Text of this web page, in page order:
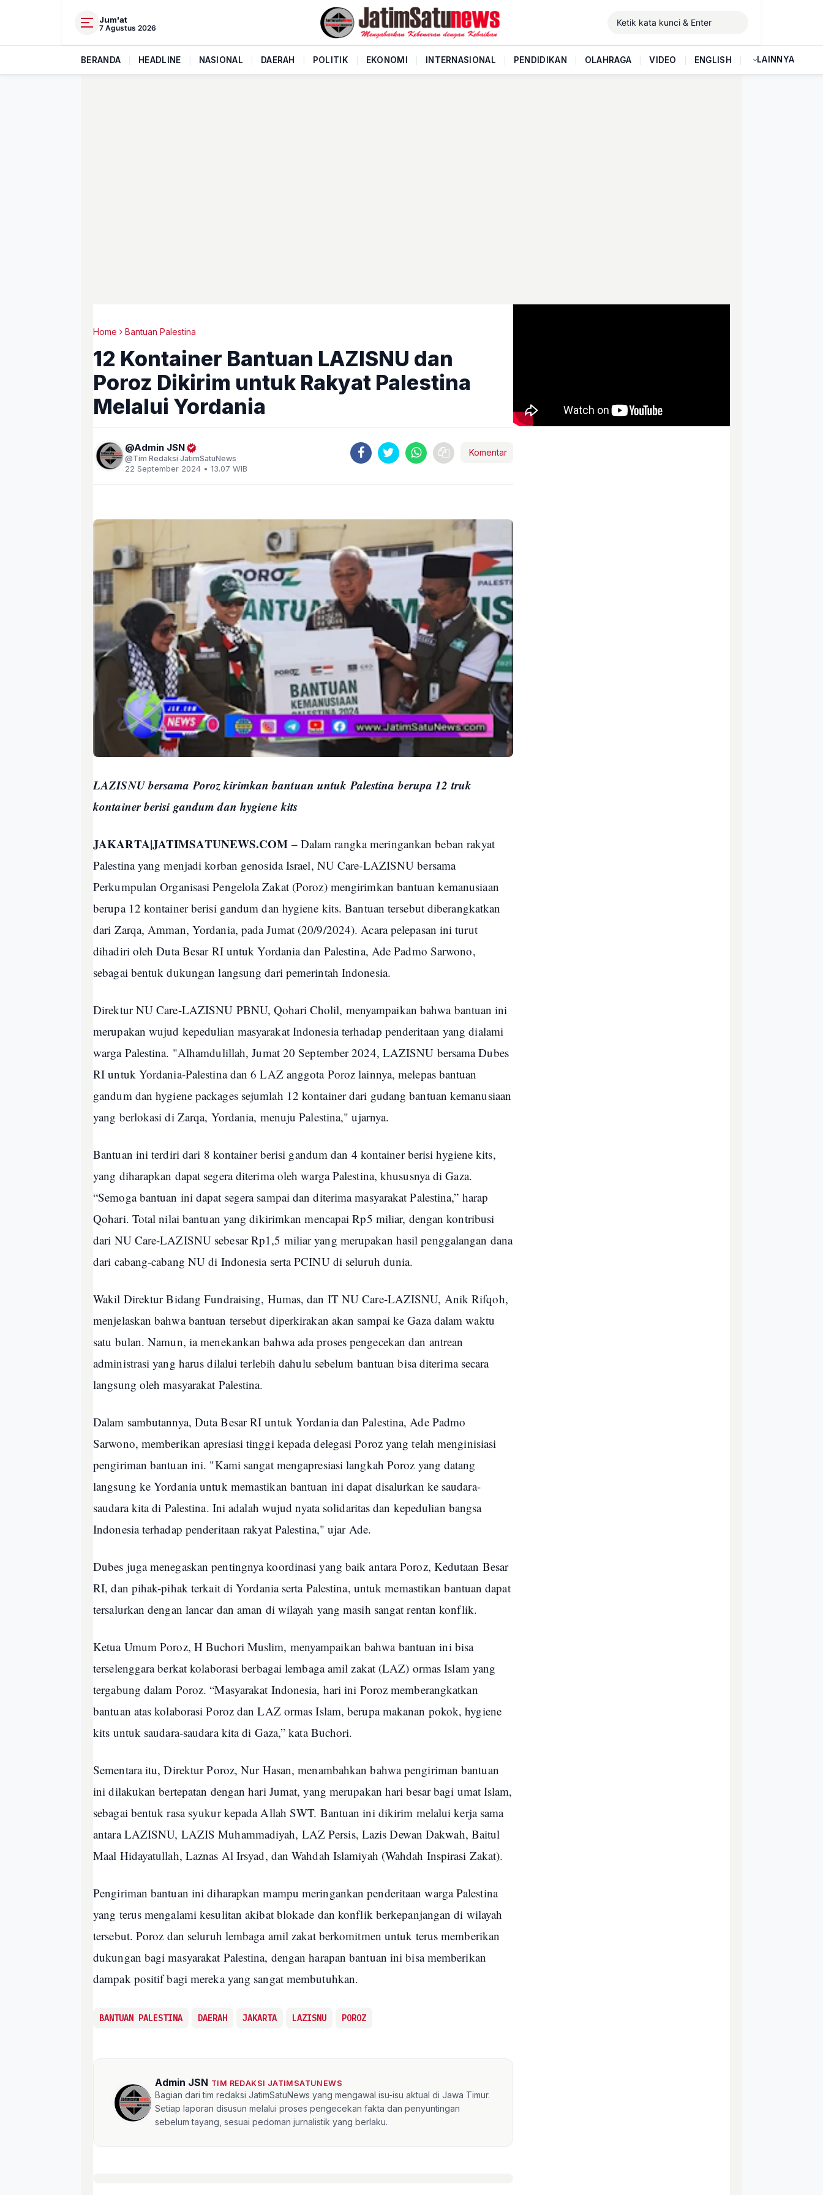
Jum'at
7 Agustus 2026
BERANDA HEADLINE NASIONAL DAERAH POLITIK EKONOMI INTERNASIONAL PENDIDIKAN OLAHRAGA VIDEO ENGLISH LAINNYA
Home Bantuan Palestina
12 Kontainer Bantuan LAZISNU dan
Poroz Dikirim untuk Rakyat Palestina
Melalui Yordania
Admin JSN
Tim Redaksi JatimSatuNews
22 September 2024 • 13.07 WIB
Komentar
LAZISNU bersama Poroz kirimkan bantuan untuk Palestina berupa 12 truk
kontainer berisi gandum dan hygiene kits
JAKARTA|JATIMSATUNEWS.COM – Dalam rangka meringankan beban rakyat
Palestina yang menjadi korban genosida Israel, NU Care-LAZISNU bersama
Perkumpulan Organisasi Pengelola Zakat (Poroz) mengirimkan bantuan kemanusiaan
berupa 12 kontainer berisi gandum dan hygiene kits. Bantuan tersebut diberangkatkan
dari Zarqa, Amman, Yordania, pada Jumat (20/9/2024). Acara pelepasan ini turut
dihadiri oleh Duta Besar RI untuk Yordania dan Palestina, Ade Padmo Sarwono,
sebagai bentuk dukungan langsung dari pemerintah Indonesia.
Direktur NU Care-LAZISNU PBNU, Qohari Cholil, menyampaikan bahwa bantuan ini
merupakan wujud kepedulian masyarakat Indonesia terhadap penderitaan yang dialami
warga Palestina. "Alhamdulillah, Jumat 20 September 2024, LAZISNU bersama Dubes
RI untuk Yordania-Palestina dan 6 LAZ anggota Poroz lainnya, melepas bantuan
gandum dan hygiene packages sejumlah 12 kontainer dari gudang bantuan kemanusiaan
yang berlokasi di Zarqa, Yordania, menuju Palestina," ujarnya.
Bantuan ini terdiri dari 8 kontainer berisi gandum dan 4 kontainer berisi hygiene kits,
yang diharapkan dapat segera diterima oleh warga Palestina, khususnya di Gaza.
“Semoga bantuan ini dapat segera sampai dan diterima masyarakat Palestina,” harap
Qohari. Total nilai bantuan yang dikirimkan mencapai Rp5 miliar, dengan kontribusi
dari NU Care-LAZISNU sebesar Rp1,5 miliar yang merupakan hasil penggalangan dana
dari cabang-cabang NU di Indonesia serta PCINU di seluruh dunia.
Wakil Direktur Bidang Fundraising, Humas, dan IT NU Care-LAZISNU, Anik Rifqoh,
menjelaskan bahwa bantuan tersebut diperkirakan akan sampai ke Gaza dalam waktu
satu bulan. Namun, ia menekankan bahwa ada proses pengecekan dan antrean
administrasi yang harus dilalui terlebih dahulu sebelum bantuan bisa diterima secara
langsung oleh masyarakat Palestina.
Dalam sambutannya, Duta Besar RI untuk Yordania dan Palestina, Ade Padmo
Sarwono, memberikan apresiasi tinggi kepada delegasi Poroz yang telah menginisiasi
pengiriman bantuan ini. "Kami sangat mengapresiasi langkah Poroz yang datang
langsung ke Yordania untuk memastikan bantuan ini dapat disalurkan ke saudara-
saudara kita di Palestina. Ini adalah wujud nyata solidaritas dan kepedulian bangsa
Indonesia terhadap penderitaan rakyat Palestina," ujar Ade.
Dubes juga menegaskan pentingnya koordinasi yang baik antara Poroz, Kedutaan Besar
RI, dan pihak-pihak terkait di Yordania serta Palestina, untuk memastikan bantuan dapat
tersalurkan dengan lancar dan aman di wilayah yang masih sangat rentan konflik.
Ketua Umum Poroz, H Buchori Muslim, menyampaikan bahwa bantuan ini bisa
terselenggara berkat kolaborasi berbagai lembaga amil zakat (LAZ) ormas Islam yang
tergabung dalam Poroz. “Masyarakat Indonesia, hari ini Poroz memberangkatkan
bantuan atas kolaborasi Poroz dan LAZ ormas Islam, berupa makanan pokok, hygiene
kits untuk saudara-saudara kita di Gaza,” kata Buchori.
Sementara itu, Direktur Poroz, Nur Hasan, menambahkan bahwa pengiriman bantuan
ini dilakukan bertepatan dengan hari Jumat, yang merupakan hari besar bagi umat Islam,
sebagai bentuk rasa syukur kepada Allah SWT. Bantuan ini dikirim melalui kerja sama
antara LAZISNU, LAZIS Muhammadiyah, LAZ Persis, Lazis Dewan Dakwah, Baitul
Maal Hidayatullah, Laznas Al Irsyad, dan Wahdah Islamiyah (Wahdah Inspirasi Zakat).
Pengiriman bantuan ini diharapkan mampu meringankan penderitaan warga Palestina
yang terus mengalami kesulitan akibat blokade dan konflik berkepanjangan di wilayah
tersebut. Poroz dan seluruh lembaga amil zakat berkomitmen untuk terus memberikan
dukungan bagi masyarakat Palestina, dengan harapan bantuan ini bisa memberikan
dampak positif bagi mereka yang sangat membutuhkan.
BANTUAN PALESTINA DAERAH JAKARTA LAZISNU POROZ
Admin JSN TIM REDAKSI JATIMSATUNEWS
Bagian dari tim redaksi JatimSatuNews yang mengawal isu-isu aktual di Jawa Timur.
Setiap laporan disusun melalui proses pengecekan fakta dan penyuntingan
sebelum tayang, sesuai pedoman jurnalistik yang berlaku.